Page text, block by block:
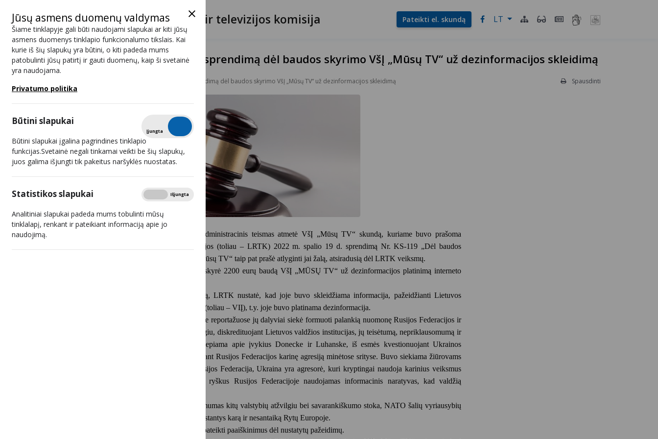
Jūsų asmens duomenų valdymas
Šiame tinklapyje gali būti naudojami slapukai ar kiti jūsų
asmens duomenys tinklapio funkcionalumo tikslais. Kai
kurie iš šių slapukų yra būtini, o kiti padeda mums
patobulinti jūsų patirtį ir gauti duomenų, kaip ši svetainė
yra naudojama.
Privatumo politika
Būtini slapukai
Tikrinti
Įjungta
Būtini slapukai įgalina pagrindines tinklapio
funkcijas.Svetainė negali tinkamai veikti be šių slapukų,
juos galima išjungti tik pakeitus naršyklės nuostatas.
Statistikos slapukai Rodyti Išjungta
Analitiniai slapukai padeda mums tobulinti mūsų
tinklalapį, renkant ir pateikiant informaciją apie jo
naudojimą.
Lietuvos radijo ir televizijos komisija Pateikti el. skundą LT
Teismas paliko galioti LRTK sprendimą dėl baudos skyrimo VšĮ „Mūsų TV“ už dezinformacijos skleidimą
Teismas paliko galioti LRTK sprendimą dėl baudos skyrimo VšĮ „Mūsų TV“ už dezinformacijos skleidimą Spausdinti
2023 m. gruodžio 7 d. Vilniaus apygardos administracinis teismas atmetė VšĮ „Mūsų TV“ skundą, kuriame buvo prašoma
panaikinti Lietuvos radijo ir televizijos komisijos (toliau – LRTK) 2022 m. spalio 19 d. sprendimą Nr. KS-119 „Dėl baudos
skyrimo VšĮ „Mūsų TV“. Savo skunde VšĮ „Mūsų TV“ taip pat prašė atlyginti jai žalą, atsiradusią dėl LRTK veiksmų.
Primename, kad 2022 m. spalio 19 d. LRTK skyrė 2200 eurų baudą VšĮ „MŪSŲ TV“ už dezinformacijos platinimą interneto
stebėseną, LRTK nustatė, kad joje buvo skleidžiama informacija, pažeidžianti Lietuvos
Respublikos visuomenės informavimo įstatymą (toliau – VIĮ), t.y. joje buvo platinama dezinformacija.
Akivaizdžiai matėsi, kad musutv.lt paskelbtuose reportažuose jų dalyviai siekė formuoti palankią nuomonę Rusijos Federacijos ir
Baltarusijos vykdomos užsienio politikos atžvilgiu, diskredituojant Lietuvos valdžios institucijas, jų teisėtumą, nepriklausomumą ir
demokratiškumą. Taip pat buvo šališkai atsiliepiama apie įvykius Donecke ir Luhanske, iš esmės kvestionuojant Ukrainos
suverenitetą ir jos teritorinį vientisumą, pateisinant Rusijos Federacijos karinę agresiją minėtose srityse. Buvo siekiama žiūrovams
sudaryti įspūdį, jog kariniame konflikte su Rusijos Federacija, Ukraina yra agresorė, kuri kryptingai naudoja karinius veiksmus
prieš civilius gyventojus. Reportažuose ypač ryškus Rusijos Federacijoje naudojamas informacinis naratyvas, kad valdžią
Taip pat buvo pabrėžiamas Lietuvos priklausomumas kitų valstybių atžvilgiu bei savarankiškumo stoka, NATO šalių vyriausybių
užsienio politika ir veiksmai pateikiami kaip kurstantys karą ir nesantaiką Rytų Europoje.
LRTK kreipėsi į VšĮ „MŪSŲ TV“ prašydama pateikti paaiškinimus dėl nustatytų pažeidimų.